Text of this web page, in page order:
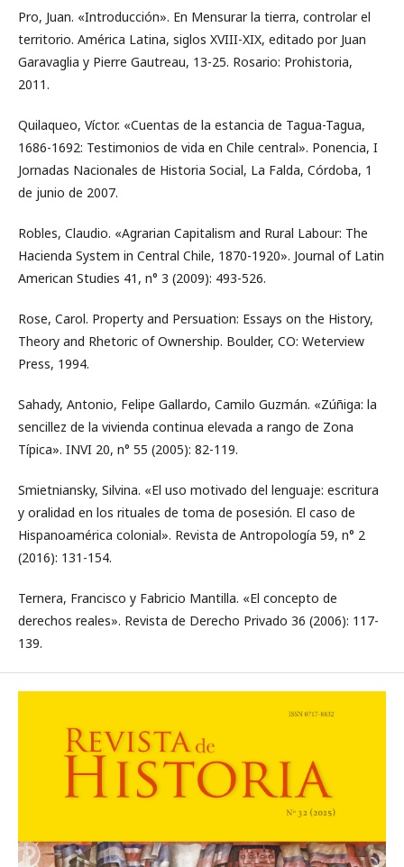
Pro, Juan. «Introducción». En Mensurar la tierra, controlar el
territorio. América Latina, siglos XVIII-XIX, editado por Juan
Garavaglia y Pierre Gautreau, 13-25. Rosario: Prohistoria,
2011.
Quilaqueo, Víctor. «Cuentas de la estancia de Tagua-Tagua,
1686-1692: Testimonios de vida en Chile central». Ponencia, I
Jornadas Nacionales de Historia Social, La Falda, Córdoba, 1
de junio de 2007.
Robles, Claudio. «Agrarian Capitalism and Rural Labour: The
Hacienda System in Central Chile, 1870-1920». Journal of Latin
American Studies 41, n° 3 (2009): 493-526.
Rose, Carol. Property and Persuation: Essays on the History,
Theory and Rhetoric of Ownership. Boulder, CO: Weterview
Press, 1994.
Sahady, Antonio, Felipe Gallardo, Camilo Guzmán. «Zúñiga: la
sencillez de la vivienda continua elevada a rango de Zona
Típica». INVI 20, n° 55 (2005): 82-119.
Smietniansky, Silvina. «El uso motivado del lenguaje: escritura
y oralidad en los rituales de toma de posesión. El caso de
Hispanoamérica colonial». Revista de Antropología 59, n° 2
(2016): 131-154.
Ternera, Francisco y Fabricio Mantilla. «El concepto de
derechos reales». Revista de Derecho Privado 36 (2006): 117-
139.